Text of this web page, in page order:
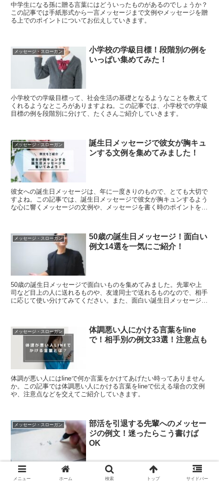
中学生になる孫に贈る言葉にはどういったものがあるのでしょうか？
この記事では手紙形式から一言メッセージまで文例やメッセージを贈
る上でのポイントについてお伝えしていきます。
メッセージ・スローガン
小学校の学級目標！段階別の例を
いっぱい集めてみた！
小学校での学級目標って、社会生活の基礎となるようなことを教えて
くれるようなところがありますよね。この記事では、小学校での学級
目標の例を段階別に分けて、たくさんご紹介していきます。
メッセージ・スローガン
誕生日メッセージで彼女が胸キュ
ンする文例を集めてみました！
彼女への誕生日メッセージは、年に一度きりのもので、とても大切で
すよね。この記事では、誕生日メッセージで彼女が胸キュンするよう
な心に響くメッセージの文例や、メッセージを書く時のポイントをご
メッセージ・スローガン
50歳の誕生日メッセージ！面白い
例文14選を一気にご紹介！
50歳の誕生日メッセージで面白いものを集めてみました。先輩や上
司など目上の人に送れるものや、友達同士で送れるものなので、相手
に応じて使い分けてみてください。また、面白い誕生日メッセージを
メッセージ・スローガン
体調悪い人にかける言葉をline
で！相手別の例文33選！注意点も
体調が悪い人にはlineで何か言葉をかけてあげたい時ってありません
か。この記事では体調悪い人にかける言葉をlineで伝える場合の文例
や、注意点などを交えてご紹介していきます。
メッセージ・スローガン
部活を引退する先輩へのメッセー
ジの例文！迷ったらこう書けば
OK
春になると、引退や卒業など人の移動が増えますよね。この記事で
は、部活を引退する先輩へのメッセージの例文をたくさん集めてみま
メニュー ホーム 検索 トップ サイドバー